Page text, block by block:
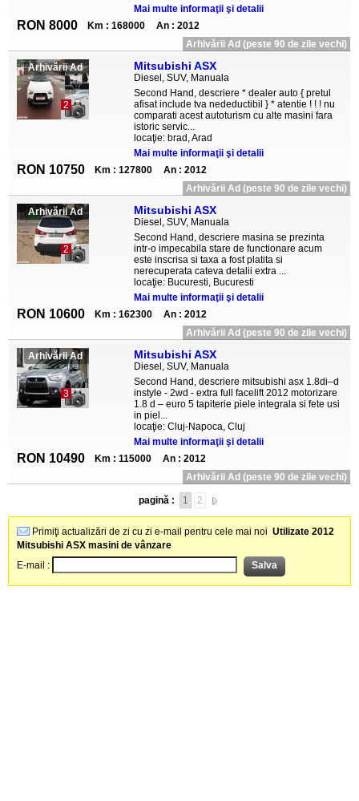
Mai multe informaţii şi detalii
RON 8000 Km : 168000
An : 2012
Arhivării Ad (peste 90 de zile vechi)
Arhivării Ad
2
Mitsubishi ASX
Diesel, SUV, Manuala
Second Hand, descriere * dealer auto { pretul
afisat include tva nedeductibil } * atentie ! ! ! nu
comparati acest autoturism cu alte masini fara
istoric servic...
locaţie: brad, Arad
Mai multe informaţii şi detalii
RON 10750 Km : 127800
An : 2012
Arhivării Ad (peste 90 de zile vechi)
Arhivării Ad
2
Mitsubishi ASX
Diesel, SUV, Manuala
Second Hand, descriere masina se prezinta
intr-o impecabila stare de functionare acum
este inscrisa si taxa a fost platita si
nerecuperata cateva detalii extra ...
locaţie: Bucuresti, Bucuresti
Mai multe informaţii şi detalii
RON 10600 Km : 162300
An : 2012
Arhivării Ad (peste 90 de zile vechi)
Arhivării Ad
3
Mitsubishi ASX
Diesel, SUV, Manuala
Second Hand, descriere mitsubishi asx 1.8di–d
instyle - 2wd - extra full facelift 2012 motorizare
1.8 d – euro 5 tapiterie piele integrala si fete usi
in piel...
locaţie: Cluj-Napoca, Cluj
Mai multe informaţii şi detalii
RON 10490 Km : 115000
An : 2012
Arhivării Ad (peste 90 de zile vechi)
pagină : 1 2
Primiţi actualizări de zi cu zi e-mail pentru cele mai noi Utilizate 2012
Mitsubishi ASX masini de vânzare
E-mail :